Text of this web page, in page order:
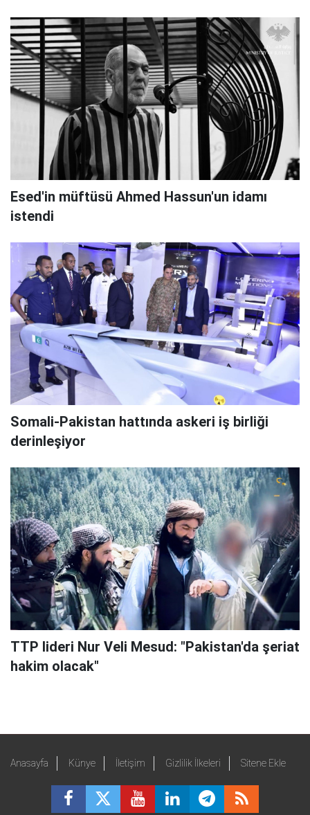
Esed'in müftüsü Ahmed Hassun'un idamı
istendi
Somali-Pakistan hattında askeri iş birliği
derinleşiyor
TTP lideri Nur Veli Mesud: "Pakistan'da şeriat
hakim olacak"
Anasayfa Künye İletişim Gizlilik İlkeleri Sitene Ekle